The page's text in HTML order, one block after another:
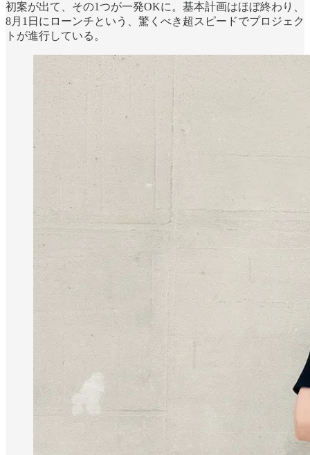
初案が出て、その1つが一発OKに。基本計画はほぼ終わり、
8月1日にローンチという、驚くべき超スピードでプロジェク
トが進行している。